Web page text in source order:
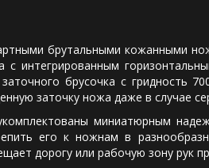
брутальными кожанными
интегрированным
брусочка с гридность
заточку ножа даже в случае
миниатюрным
его к ножнам в
дорогу или рабочую зону рук